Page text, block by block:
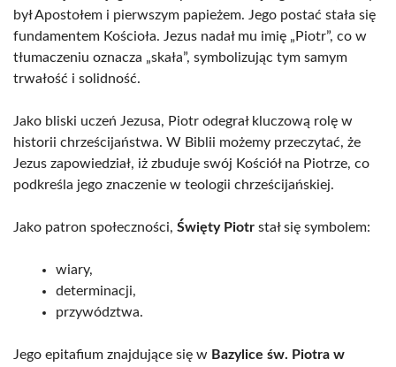
był Apostołem i pierwszym papieżem. Jego postać stała się
fundamentem Kościoła. Jezus nadał mu imię „Piotr”, co w
tłumaczeniu oznacza „skała”, symbolizując tym samym
trwałość i solidność.
Jako bliski uczeń Jezusa, Piotr odegrał kluczową rolę w
historii chrześcijaństwa. W Biblii możemy przeczytać, że
Jezus zapowiedział, iż zbuduje swój Kościół na Piotrze, co
podkreśla jego znaczenie w teologii chrześcijańskiej.
Jako patron społeczności, Święty Piotr stał się symbolem:
wiary,
determinacji,
przywództwa.
Jego epitafium znajdujące się w Bazylice św. Piotra w